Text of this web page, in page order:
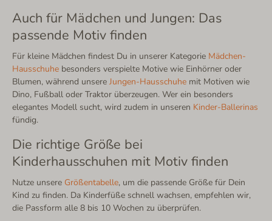
Auch für Mädchen und Jungen: Das
passende Motiv finden
Für kleine Mädchen findest Du in unserer Kategorie Mädchen-
Hausschuhe besonders verspielte Motive wie Einhörner oder
Blumen, während unsere Jungen-Hausschuhe mit Motiven wie
Dino, Fußball oder Traktor überzeugen. Wer ein besonders
elegantes Modell sucht, wird zudem in unseren Kinder-Ballerinas
fündig.
Die richtige Größe bei
Kinderhausschuhen mit Motiv finden
Nutze unsere Größentabelle, um die passende Größe für Dein
Kind zu finden. Da Kinderfüße schnell wachsen, empfehlen wir,
die Passform alle 8 bis 10 Wochen zu überprüfen.